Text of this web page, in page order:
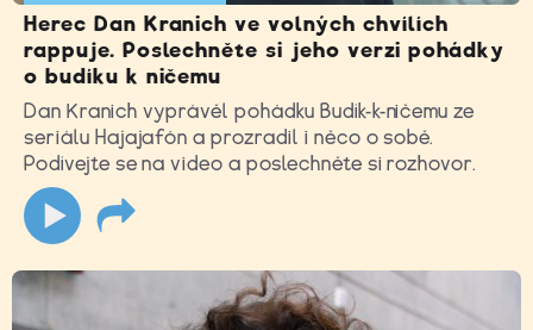
Herec Dan Kranich ve volných chvílích
rappuje. Poslechněte si jeho verzi pohádky
o budíku k ničemu
Dan Kranich vyprávěl pohádku Budík-k-ničemu ze
seriálu Hajajafón a prozradil i něco o sobě.
Podívejte se na video a poslechněte si rozhovor.